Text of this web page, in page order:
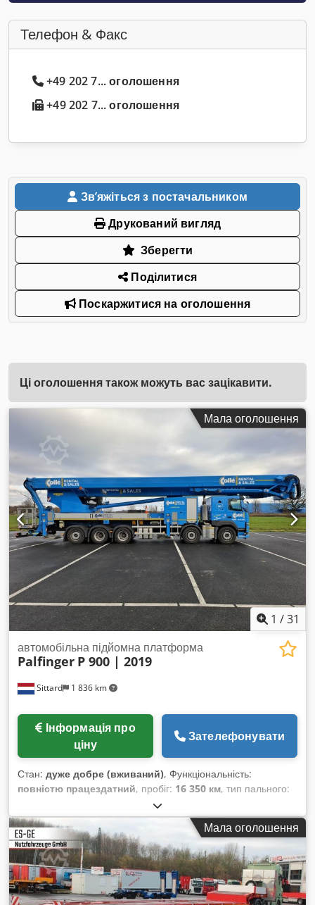
Телефон & Факс
+49 202 7... оголошення
+49 202 7... оголошення
Звʼяжіться з постачальником
Друкований вигляд
Зберегти
Поділитися
Поскаржитися на оголошення
Ці оголошення також можуть вас зацікавити.
Мала оголошення
1 /31
Sittard 1 836 km
автомобільна підйомна платформа
Palfinger P 900 | 2019
ціну
Зателефонувати
Стан: дуже добре (вживаний), Функціональність:
повністю працездатний, пробіг: 16 350 км, тип пального:
48 000 кг
конфігурація осей:8x4, паливо:дизель, колір:синій,
загальна довжина:16 200 мм , загальна ширина:2 540 мм,
загальна висота:3 990 мм, Рік виготовлення:2019 ,
мотогодини:1 215 h, Обладнання:ABS, реєстрація
автомобіля, реєстрація вантажівки, === ТЕХНІЧНІ ДАНІ
=== Рік випуску: 2019 Напрацювання: 1 215,6 год Пробіг: 16
Мала оголошення